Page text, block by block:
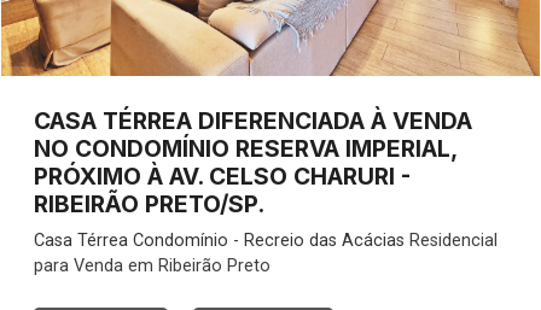
CASA TÉRREA DIFERENCIADA À VENDA
NO CONDOMÍNIO RESERVA IMPERIAL,
PRÓXIMO À AV. CELSO CHARURI -
RIBEIRÃO PRETO/SP.
Casa Térrea Condomínio - Recreio das Acácias Residencial
para Venda em Ribeirão Preto